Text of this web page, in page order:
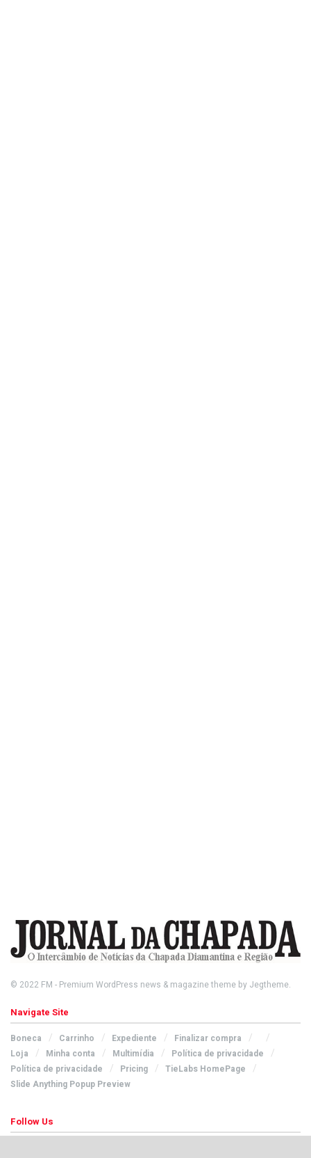
© 2022 FM - Premium WordPress news & magazine theme by Jegtheme.
Navigate Site
Boneca Carrinho Expediente
Finalizar compra
Loja
Minha conta Multimídia
Política de privacidade
Política de privacidade
Pricing
TieLabs HomePage
Slide Anything Popup Preview
Follow Us